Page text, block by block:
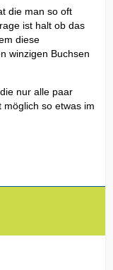
die man so oft
ist halt ob das
diese
winzigen Buchsen
nur alle paar
so etwas im